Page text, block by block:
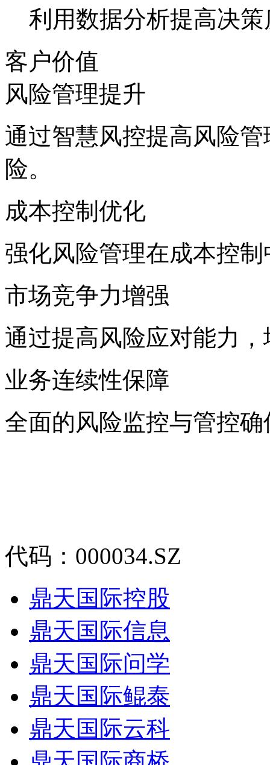
利用数据分析提高决策
客户价值
风险管理提升
通过智慧风控提高风险管
险。
成本控制优化
强化风险管理在成本控制
市场竞争力增强
通过提高风险应对能力
业务连续性保障
全面的风险监控与管控
代码：000034.SZ
鼎天国际控股
鼎天国际信息
鼎天国际问学
鼎天国际鲲泰
鼎天国际云科